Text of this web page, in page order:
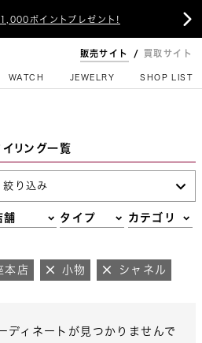
ポイントプレゼント! 
販売サイト 買取サイト
WATCH JEWELRY SHOP LIST
イリング一覧
絞り込み
舗 タイプ カテゴリ
本店 小物 シャネル
ディネートが見つかりませんで